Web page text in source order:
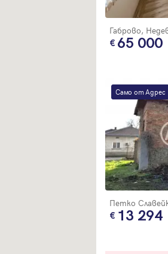
Габрово,
65 000
Само от Адрес
Петко
13 294